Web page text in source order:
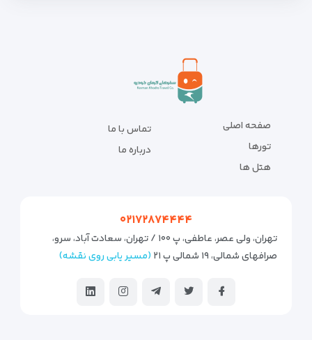
صفحه اصلی
تورها
هتل ها
تماس با ما
درباره ما
۰۲۱۷۲۸۷۴۴۴۴
تهران، ولی عصر، عاطفی، پ ۱۰۰ / تهران، سعادت آباد، سرو،
صرافهای شمالی، ۱۹ شمالی پ ۲۱
(مسیر یابی روی نقشه)